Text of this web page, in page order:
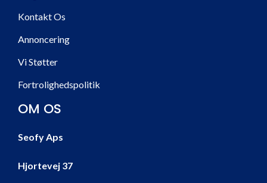
Kontakt Os
Annoncering
Vi Støtter
Fortrolighedspolitik
OM OS
Seofy Aps
Hjortevej 37